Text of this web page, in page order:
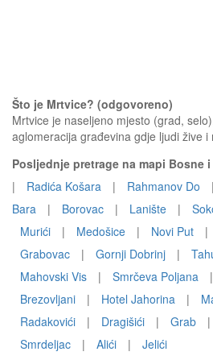
Što je Mrtvice? (odgovoreno)
Mrtvice je naseljeno mjesto (grad,
aglomeracija građevina gdje ljudi žive i
Posljednje pretrage na mapi Bosne
|
Radića Košara | Rahmanov Do |
Bara
| Borovac | Lanište |
Murići
| Medošice | Novi Put |
Grabovac
| Gornji Dobrinj |
Mahovski Vis
| Smrčeva Poljana |
Brezovljani
| Hotel Jahorina |
Radakovići
| Dragišići | Grab |
Smrdeljac
| Alići | Jelići